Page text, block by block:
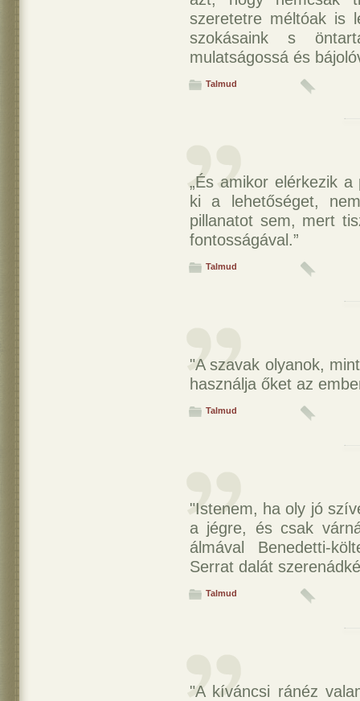
szeretetre méltóak is
szokásaink s
mulatságossá és
Talmud
„És amikor elérkezik
ki a lehetőséget,
pillanatot sem, mert
fontosságával.”
Talmud
"A szavak olyanok,
használja őket az
Talmud
"Istenem, ha oly jó
a jégre, és csak
álmával Benedetti-
Serrat dalát
Talmud
"A kíváncsi ránéz